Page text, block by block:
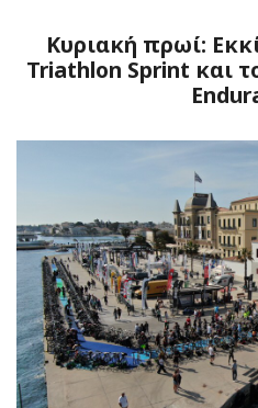
Kυριακή πρωί:
Triathlon Sprint και